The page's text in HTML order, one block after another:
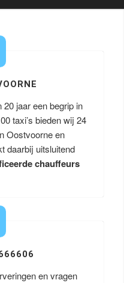
20 jaar een begrip in
taxi’s bieden wij 24
Oostvoorne en
daarbij uitsluitend
chauffeurs
en vragen